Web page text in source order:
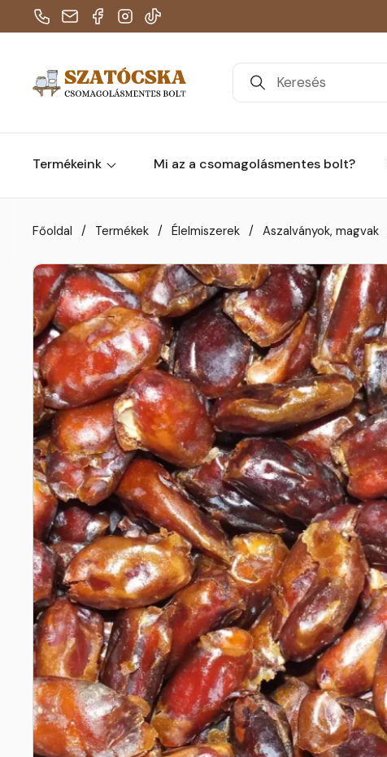
TelefonE-mailFacebook
Instagram
TikTok
Termékeink Mi az a csomagolásmentes bolt?
Főoldal / Termékek / Élelmiszerek / Aszalványok, magvak